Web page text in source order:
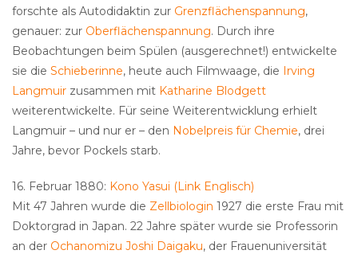
forschte als Autodidaktin zur Grenzflächenspannung,
genauer: zur Oberflächenspannung. Durch ihre
Beobachtungen beim Spülen (ausgerechnet!) entwickelte
sie die Schieberinne, heute auch Filmwaage, die Irving
Langmuir zusammen mit Katharine Blodgett
weiterentwickelte. Für seine Weiterentwicklung erhielt
Langmuir – und nur er – den Nobelpreis für Chemie, drei
Jahre, bevor Pockels starb.
16. Februar 1880: Kono Yasui (Link Englisch)
Mit 47 Jahren wurde die Zellbiologin 1927 die erste Frau mit
Doktorgrad in Japan. 22 Jahre später wurde sie Professorin
an der Ochanomizu Joshi Daigaku, der Frauenuniversität